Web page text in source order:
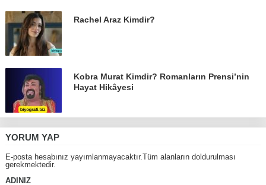
Rachel Araz Kimdir?
Kobra Murat Kimdir? Romanların Prensi’nin
Hayat Hikâyesi
YORUM YAP
E-posta hesabınız yayımlanmayacaktır.Tüm alanların doldurulması
gerekmektedir.
ADINIZ